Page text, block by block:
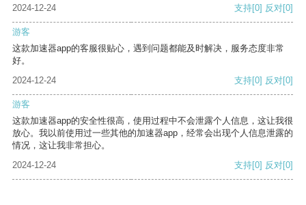
2024-12-24 支持[0] 反对[0]
游客
这款加速器app的客服很贴心，遇到问题都能及时解决，服务态度非常
好。
2024-12-24
支持[0] 反对[0]
游客
这款加速器app的安全性很高，使用过程中不会泄露个人信息，这让我很
放心。我以前使用过一些其他的加速器app，经常会出现个人信息泄露的
情况，这让我非常担心。
2024-12-24
支持[0] 反对[0]